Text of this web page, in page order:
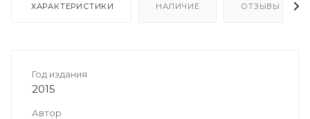
ХАРАКТЕРИСТИКИ НАЛИЧИЕ ОТЗЫВЫ
Год издания
2015
Автор